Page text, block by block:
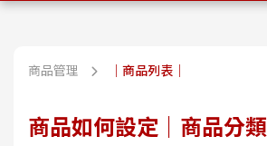
商品管理 ｜商品列表｜
商品如何設定｜商品分類